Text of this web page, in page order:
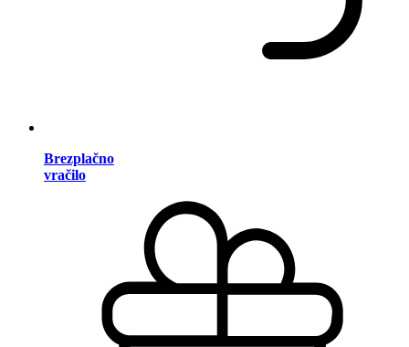
Brezplačno
vračilo